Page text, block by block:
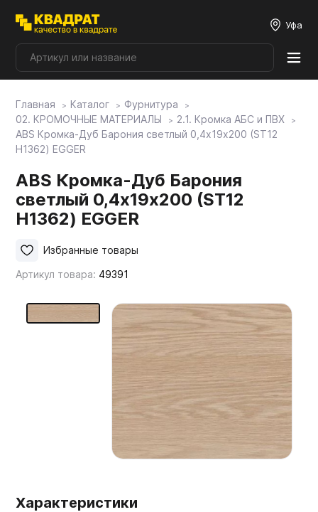
Уфа
Плитные материалы
Фурнитура
Столешницы
Мой ЭГГЕР
Мебельные образцы, каталоги
Главная Каталог
Фурнитура
02. КРОМОЧНЫЕ МАТЕРИАЛЫ
2.1. Кромка АБС и ПВХ
ABS Кромка-Дуб Барония светлый 0,4х19х200 (ST12
H1362) EGGER
ABS Кромка-Дуб Барония
светлый 0,4х19х200 (ST12
H1362) EGGER
Артикул товара: 49391
Избранные товары
Характеристики